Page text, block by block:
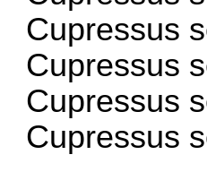
Cupressus
Cupressus
Cupressus
Cupressus